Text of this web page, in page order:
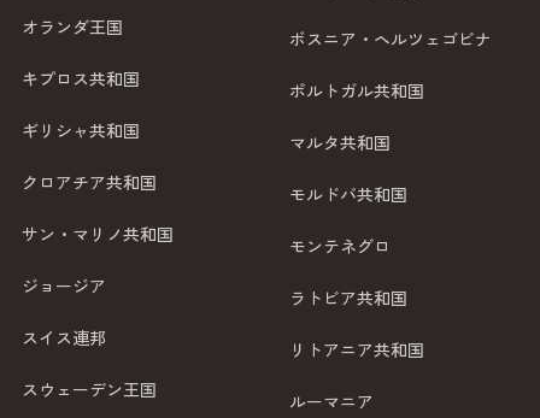
オランダ王国
キプロス共和国
ギリシャ共和国
クロアチア共和国
サン・マリノ共和国
ジョージア
スイス連邦
スウェーデン王国
ボスニア・ヘルツェゴビナ
ポルトガル共和国
マルタ共和国
モルドバ共和国
モンテネグロ
ラトビア共和国
リトアニア共和国
ルーマニア